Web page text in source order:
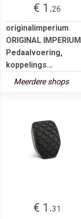
€ 1.26
originalimperium
ORIGINAL IMPERIUM
Pedaalvoering,
koppelings...
Meerdere shops
€ 1.31